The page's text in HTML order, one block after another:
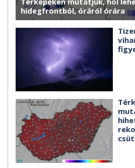
hidegfrontból, óráról órára